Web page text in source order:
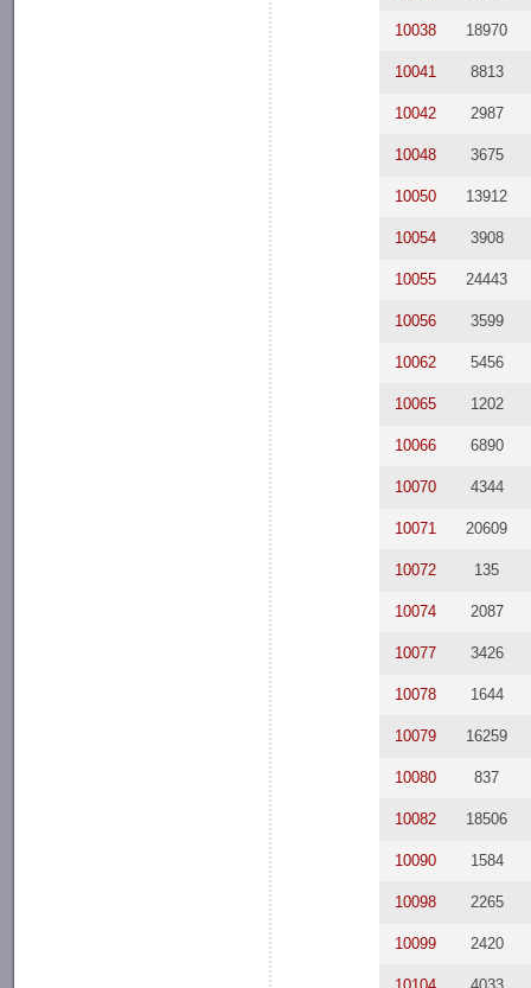
10038 18970
10041 8813
10042 2987
10048 3675
10050 13912
10054 3908
10055 24443
10056 3599
10062 5456
10065 1202
10066 6890
10070 4344
10071 20609
10072 135
10074 2087
10077 3426
10078 1644
10079 16259
10080 837
10082 18506
10090 1584
10098 2265
10099 2420